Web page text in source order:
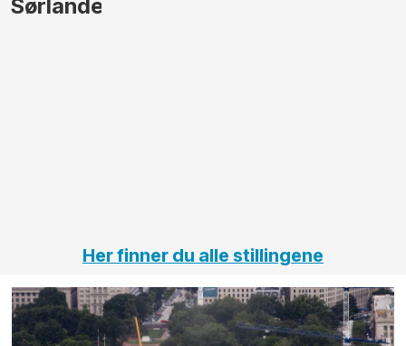
Her finner du alle stillingene